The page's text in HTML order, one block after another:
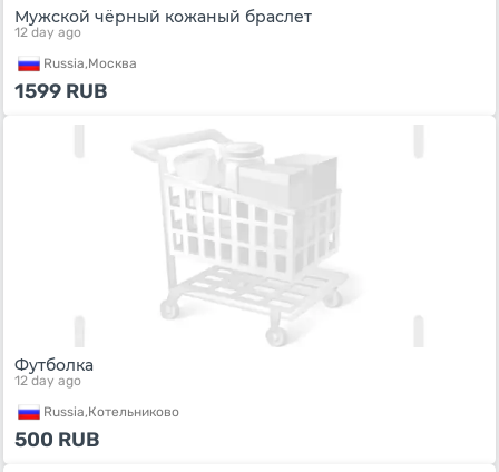
Мужской чёрный кожаный браслет
12 day ago
Russia,Москва
1599 RUB
Футболка
12 day ago
Russia,Котельниково
500 RUB